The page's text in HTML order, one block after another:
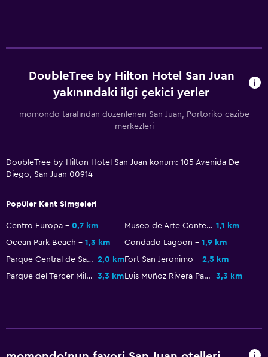
Ortak alanlarda CCTV
Tesis dışında CCTV
24 saat güvenlik
Havuz ve spa
Spa
Jakuzi
Açık havuz
Sauna
DoubleTree by Hilton Hotel San Juan
yakınındaki ilgi çekici yerler
momondo tarafından düzenlenen San Juan, Portoriko cazibe
merkezleri
DoubleTree by Hilton Hotel San Juan konum: 105 Avenida De
Diego, San Juan 00914
Popüler Kent Simgeleri
Centro Europa 0,7 km Museo de Arte Contemporaneo de Puerto Rico 1,1 km
Ocean Park Beach
1,3 km Condado Lagoon
1,9 km
Parque Central de San Juan 2,0 kmFort San Jeronimo
2,5 km
Parque del Tercer Milenio
3,3 km Luis Muñoz Rivera Park 3,3 km